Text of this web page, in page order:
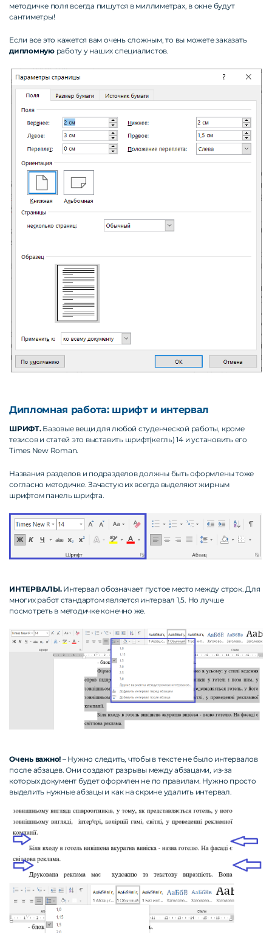
методичке поля всегда пишутся в миллиметрах, в окне будут
сантиметры!
Если все это кажется вам очень сложным, то вы можете заказать
дипломнуюработу у наших специалистов.
Дипломная работа: шрифт и интервал
ШРИФТ.Базовые вещи для любой студенческой работы, кроме
тезисов и статей это выставить шрифт(кегль) 14 и установить его
Times New Roman.
Названия разделов и подразделов должны быть оформлены тоже
согласно методичке. Зачастую их всегда выделяют жирным
шрифтом панель шрифта.
ИНТЕРВАЛЫ.Интервал обозначает пустое место между строк. Для
многих работ стандартом является интервал 1,5. Но лучше
посмотреть в методичке конечно же.
Очень важно! – Нужно следить, чтобы в тексте не было интервалов
после абзацев. Они создают разрывы между абзацами, из-за
которых документ будет оформлен не по правилам. Нужно просто
выделить нужные абзацы и как на скрине удалить интервал.